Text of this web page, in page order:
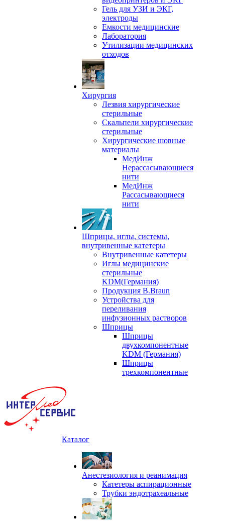
Гель для УЗИ и ЭКГ,
электроды
Емкости медицинские
Лаборатория
Утилизации медицинских
отходов
Хирургия
Лезвия хирургические
стерильные
Скальпели хирургические
стерильные
Хирургические шовные
материалы
МедИнж
Нерассасывающиеся
нити
МедИнж
Рассасывающиеся
нити
Шприцы, иглы, системы,
внутривенные катетеры
Внутривенные катетеры
Иглы медицинские
стерильные
KDM(Германия)
Продукция B.Braun
Устройства для
переливания
инфузионных растворов
Шприцы
Шприцы
двухкомпонентные
KDM (Германия)
Шприцы
трехкомпонентные
Каталог
Анестезиология и реанимация
Катетеры аспирационные
Трубки эндотрахеальные